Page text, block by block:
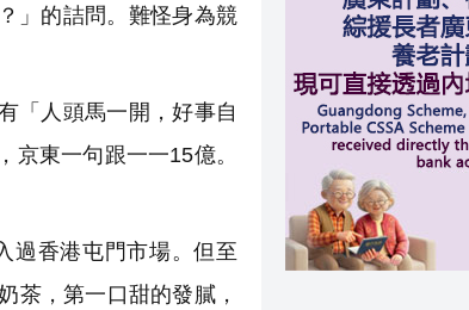
」的詰問。難怪身為競
「人頭馬一開，好事自
東一句跟一一15億。
過香港屯門市場。但至
茶，第一口甜的發膩，